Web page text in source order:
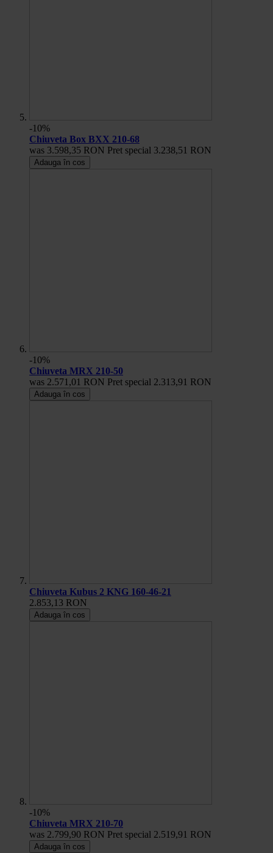
-10%
Chiuveta Box BXX 210-68
was 3.598,35 RON Pret special 3.238,51 RON
Adauga în cos
-10%
Chiuveta MRX 210-50
was 2.571,01 RON Pret special 2.313,91 RON
Adauga în cos
Chiuveta Kubus 2 KNG 160-46-21
2.853,13 RON
Adauga în cos
-10%
Chiuveta MRX 210-70
was 2.799,90 RON Pret special 2.519,91 RON
Adauga în cos